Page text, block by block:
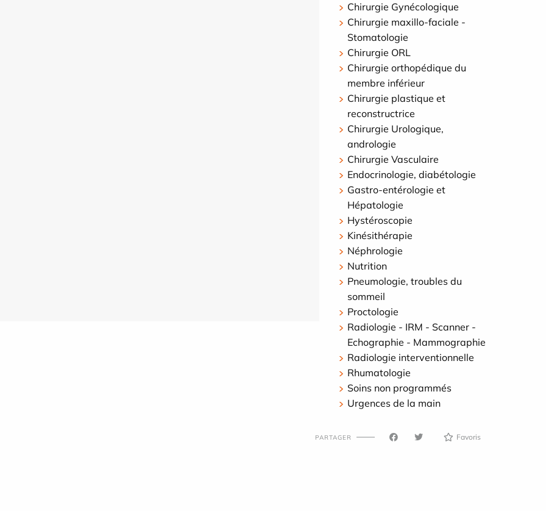
Chirurgie Gynécologique
Chirurgie maxillo-faciale -
Stomatologie
Chirurgie ORL
Chirurgie orthopédique du
membre inférieur
Chirurgie plastique et
reconstructrice
Chirurgie Urologique,
andrologie
Chirurgie Vasculaire
Endocrinologie, diabétologie
Gastro-entérologie et
Hépatologie
Hystéroscopie
Kinésithérapie
Néphrologie
Nutrition
Pneumologie, troubles du
sommeil
Proctologie
Radiologie - IRM - Scanner -
Echographie - Mammographie
Radiologie interventionnelle
Rhumatologie
Soins non programmés
Urgences de la main
PARTAGER Favoris